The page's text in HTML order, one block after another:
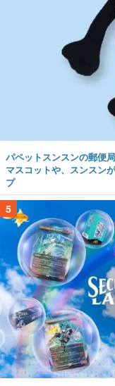
パペットスンスンの郵便
マスコットや、スンスン
プ
5